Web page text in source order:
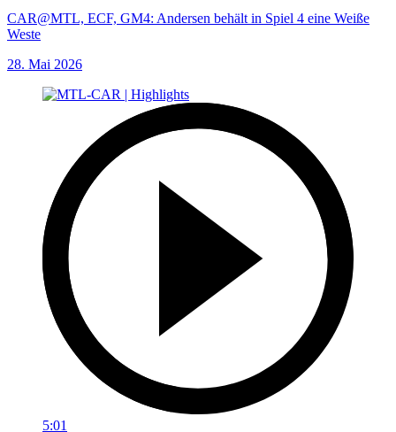
CAR@MTL, ECF, GM4: Andersen behält in Spiel 4 eine Weiße
Weste
28. Mai 2026
5:01